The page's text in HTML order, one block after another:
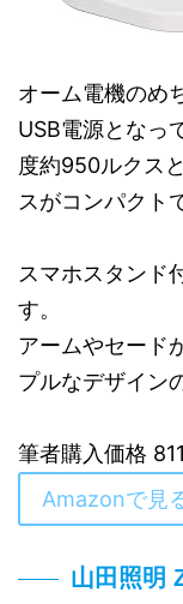
オーム電機のめ
USB電源となっ
度約950ルクス
スがコンパクト
スマホスタンド
す。
アームやセード
プルなデザイン
筆者購入価格
Amazonで見
山田照明